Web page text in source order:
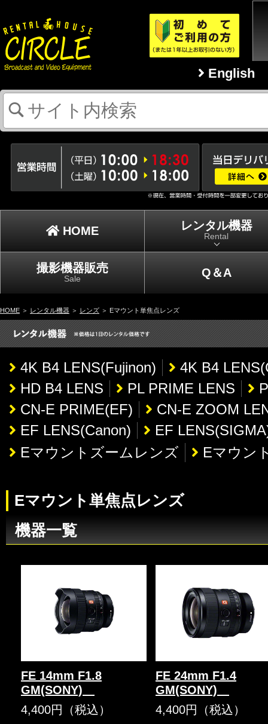
English
HOME レンタル機器
Rental
撮影機器販売
Sale Q＆A
HOME ＞ レンタル機器 ＞ レンズ ＞ Eマウント単焦点レンズ
4K B4 LENS(Fujinon)
4K B4
HD B4 LENS
PL PRIME LENS
CN-E PRIME(EF)
CN-E ZOOM
EF LENS(Canon)
EF
Eマウントズームレンズ
Eマウン
Eマウント単焦点レンズ
機器一覧
FE 14mm F1.8
GM(SONY)
4,400円（税込）
FE 24mm F1.4
GM(SONY)
4,400円（税込）